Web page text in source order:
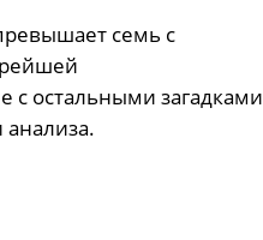
семь с
с остальными загадками